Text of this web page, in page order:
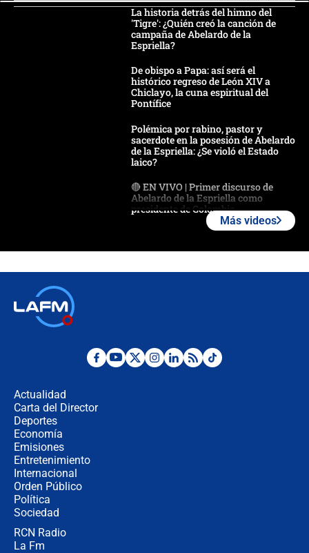
La historia detrás del himno del
'Tigre': ¿Quién creó la canción de
campaña de Abelardo de la
Espriella?
De obispo a Papa: así será el
histórico regreso de León XIV a
Chiclayo, la cuna espiritual del
Pontífice
Polémica por rabino, pastor y
sacerdote en la posesión de Abelardo
de la Espriella: ¿Se violó el Estado
laico?
🔴 EN VIVO | Primer discurso de
Abelardo de la Espriella como
presidente de Colombia
Desde dermatitis hasta infecciones:
Más videos
Actualidad
Carta del Director
Deportes
Economía
Emisiones
Entretenimiento
Internacional
Orden Público
Política
Sociedad
RCN Radio
La Fm